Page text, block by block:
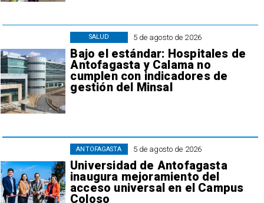
5 de agosto de 2026
Bajo el estándar: Hospitales de
Antofagasta y Calama no
cumplen con indicadores de
gestión del Minsal
SALUD
5 de agosto de 2026
Universidad de Antofagasta
inaugura mejoramiento del
acceso universal en el Campus
Coloso
ANTOFAGASTA